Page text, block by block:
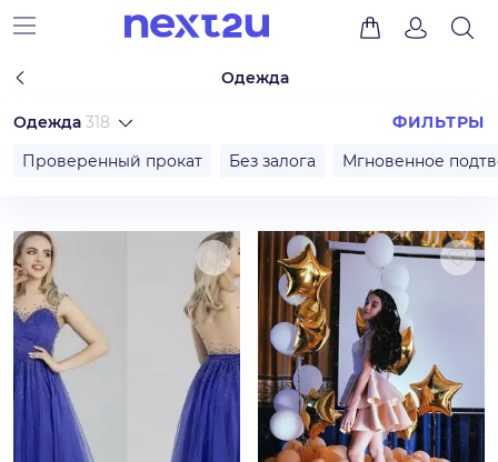
Одежда
Одежда 318
ФИЛЬТРЫ
Проверенный прокат
Без залога Мгновенное